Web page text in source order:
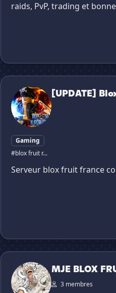
raids, PvP, trading et
[UPDATE] Bloxfruit FR
[UPDATE]
Gaming
#blox fruit r...
Serveur blox fruit france
MJE BLOX FRUIT SERVICES
MJE BLOX
3 membres